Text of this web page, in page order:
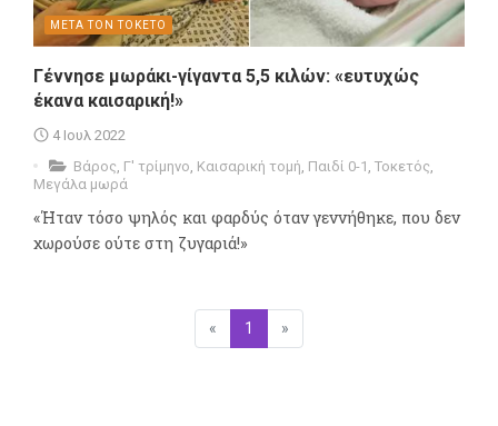
ΜΕΤΑ ΤΟΝ ΤΟΚΕΤΟ
Γέννησε μωράκι-γίγαντα 5,5 κιλών: «ευτυχώς
έκανα καισαρική!»
4 Ιουλ 2022
Βάρος, Γ' τρίμηνο, Καισαρική τομή, Παιδί 0-1 , Τοκετός,
Μεγάλα μωρά
«Ήταν τόσο ψηλός και φαρδύς όταν γεννήθηκε, που δεν
χωρούσε ούτε στη ζυγαριά!»
« Προηγούμενη
1 (επιλεγμένη)
»